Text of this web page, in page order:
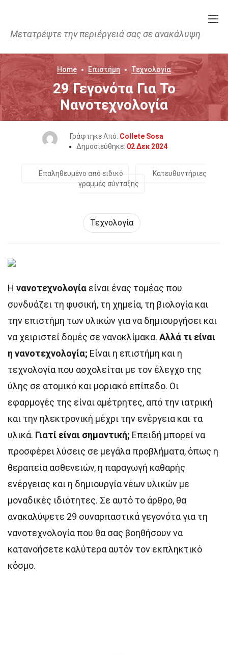
Μετατρέψτε την περιέργειά σας σε ανακάλυψη
Home Επιστήμη Τεχνολογία
29 Γεγονότα Για Το
Νανοτεχνολογία
Γράφτηκε Από: Collete Sosa
Δημοσιεύθηκε: 02 Δεκ 2024
Επαληθευμένο από ειδικό
Κατευθυντήριες
γραμμές σύνταξης
Τεχνολογία
Η νανοτεχνολογία είναι ένας τομέας που
συνδυάζει τη φυσική, τη χημεία, τη βιολογία και
την επιστήμη των υλικών για να δημιουργήσει και
να χειριστεί δομές σε νανοκλίμακα. Αλλά τι είναι
η νανοτεχνολογία; Είναι η επιστήμη και η
τεχνολογία που ασχολείται με τον έλεγχο της
ύλης σε ατομικό και μοριακό επίπεδο. Οι
εφαρμογές της είναι αμέτρητες, από την ιατρική
και την ηλεκτρονική μέχρι την ενέργεια και τα
υλικά. Γιατί είναι σημαντική; Επειδή μπορεί να
προσφέρει λύσεις σε μεγάλα προβλήματα, όπως η
θεραπεία ασθενειών, η παραγωγή καθαρής
ενέργειας και η δημιουργία νέων υλικών με
μοναδικές ιδιότητες. Σε αυτό το άρθρο, θα
ανακαλύψετε 29 συναρπαστικά γεγονότα για τη
νανοτεχνολογία που θα σας βοηθήσουν να
κατανοήσετε καλύτερα αυτόν τον εκπληκτικό
κόσμο.